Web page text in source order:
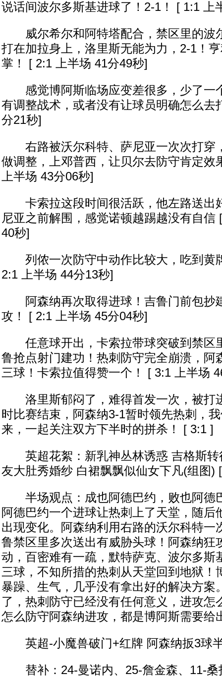
说话间波尔多斯基进球了！2-1！ [ 1:1 上
威尔希尔和阿特塔配合，禁区里的波
打在加拉身上，洛里斯无能为力，2-1！
掌！ [ 2:1 上半场 41分49秒]
感觉博阿斯临场应变差很多，少了一
有调整战术，或者没有让球员明确怎么去
分21秒]
右路被沃尔科特、萨尼亚一次次打穿
做调整，上邓普西，让贝尔去防守肯定效
上半场 43分06秒]
卡索拉这段时间很活跃，他左路送出
尼亚之前解围，感觉诺顿越踢越没有自信
40秒]
列侬一次防守中动作比较大，吃到黄
2:1 上半场 44分13秒]
阿森纳再次取得进球！吉鲁门前包抄
攻！ [ 2:1 上半场 45分04秒]
任意球开出，卡索拉带球突破到禁区
鲁抢点射门建功！热刺防守完全崩溃，阿
三球！卡索拉值得赞一个！ [ 3:1 上半场
洛里斯郁闷了，难得首发一次，被打
时比赛结束，阿森纳3-1暂时领先热刺，
来，一起关注双方下半时的拼杀！ [ 3:1 ]
英超花絮：新乳神丛林诱惑 吉格斯转
友大肚秀婚纱 白裙飘飘似仙女下凡(组图)
半场观点：成也阿德巴约，败也阿德
阿德巴约一个进球让热刺上了天堂，随后
出现变化。阿森纳利用右路的沃尔科特一
鲁禁区里多次送出有威胁头球！阿森纳狂
动，百密难有一疏，默特萨克、波尔多斯
三球，不知所措的热刺从天堂回到地狱！
暴躁、生气，几乎没有拿出好的解决方案
了，热刺防守已经没有任何意义，进攻怎
怎么防守阿森纳进攻，都是博阿斯需要给
英超-小魔兽破门+红牌 阿森纳扳3球
替补：24-曼诺内、25-詹金森、11-桑